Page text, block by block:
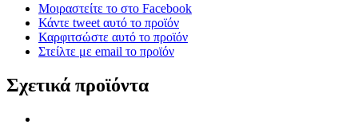
Μοιραστείτε το στο Facebook
Κάντε tweet αυτό το προϊόν
Καρφιτσώστε αυτό το προϊόν
Στείλτε με email το προϊόν
Σχετικά προϊόντα